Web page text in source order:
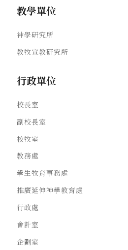
教學單位
神學研究所
教牧宣教研究所
行政單位
校長室
副校長室
校牧室
教務處
學生牧育事務處
推廣延伸神學教育處
行政處
會計室
企劃室